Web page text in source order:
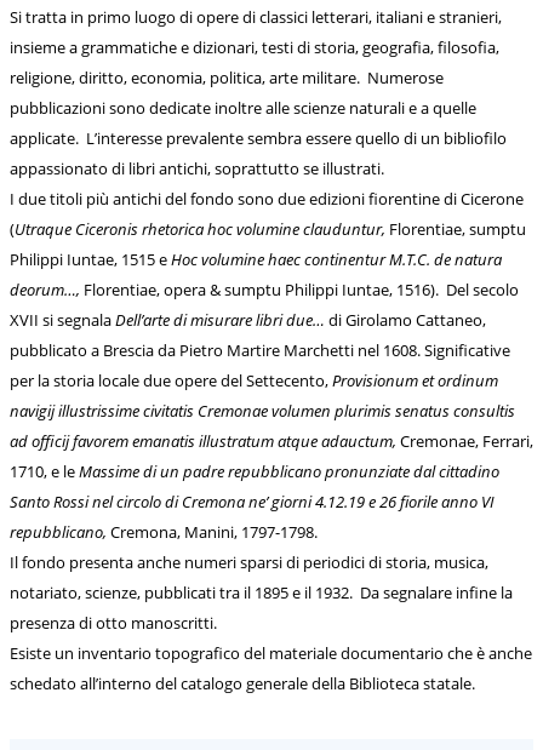
Si tratta in primo luogo di opere di classici letterari, italiani e stranieri,
insieme a grammatiche e dizionari, testi di storia, geografia, filosofia,
religione, diritto, economia, politica, arte militare. Numerose
pubblicazioni sono dedicate inoltre alle scienze naturali e a quelle
applicate. L’interesse prevalente sembra essere quello di un bibliofilo
appassionato di libri antichi, soprattutto se illustrati.
I due titoli più antichi del fondo sono due edizioni fiorentine di Cicerone
(Utraque Ciceronis rhetorica hoc volumine clauduntur, Florentiae, sumptu
Philippi Iuntae, 1515 eHoc volumine haec continentur M.T.C. de natura
deorum…, Florentiae, opera & sumptu Philippi Iuntae, 1516). Del secolo
XVII si segnalaDell’arte di misurare libri due… di Girolamo Cattaneo,
pubblicato a Brescia da Pietro Martire Marchetti nel 1608. Significative
per la storia locale due opere del Settecento,Provisionum et ordinum
navigij illustrissime civitatis Cremonae volumen plurimis senatus consultis
ad officij favorem emanatis illustratum atque adauctum, Cremonae, Ferrari,
1710, e leMassime di un padre repubblicano pronunziate dal cittadino
Santo Rossi nel circolo di Cremona ne’ giorni 4.12.19 e 26 fiorile anno VI
repubblicano, Cremona, Manini, 1797-1798.
Il fondo presenta anche numeri sparsi di periodici di storia, musica,
notariato, scienze, pubblicati tra il 1895 e il 1932. Da segnalare infine la
presenza di otto manoscritti.
Esiste un inventario topografico del materiale documentario che è anche
schedato all’interno del catalogo generale della Biblioteca statale.